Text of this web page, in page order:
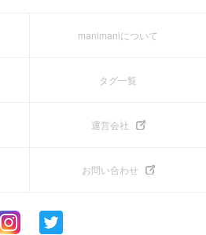
manimaniについて
タグ一覧
運営会社
お問い合わせ